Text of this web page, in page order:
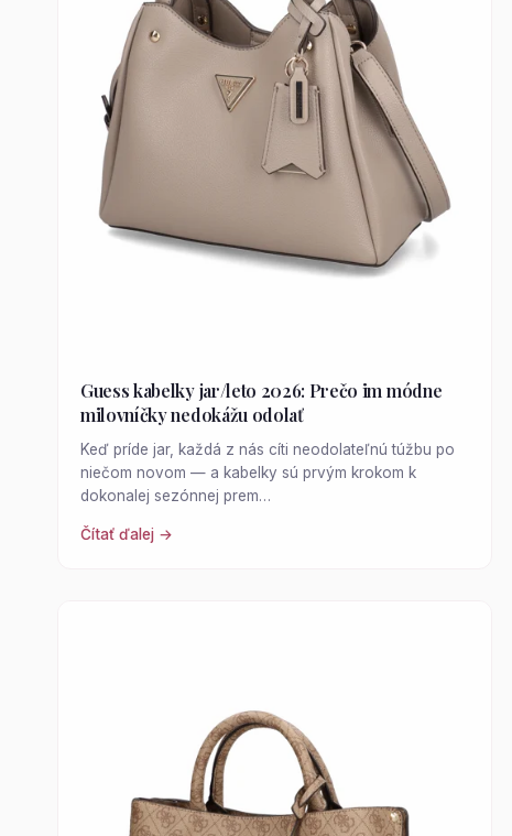
Guess kabelky jar/leto 2026: Prečo im módne
milovníčky nedokážu odolať
Keď príde jar, každá z nás cíti neodolateľnú túžbu po
niečom novom — a kabelky sú prvým krokom k
dokonalej sezónnej prem…
Čítať ďalej →